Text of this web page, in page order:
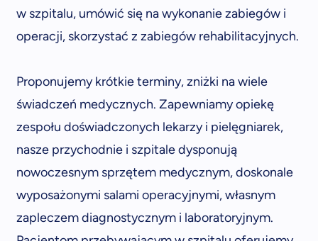
w szpitalu, umówić się na wykonanie zabiegów i
operacji, skorzystać z zabiegów rehabilitacyjnych.
Proponujemy krótkie terminy, zniżki na wiele
świadczeń medycznych. Zapewniamy opiekę
zespołu doświadczonych lekarzy i pielęgniarek,
nasze przychodnie i szpitale dysponują
nowoczesnym sprzętem medycznym, doskonale
wyposażonymi salami operacyjnymi, własnym
zapleczem diagnostycznym i laboratoryjnym.